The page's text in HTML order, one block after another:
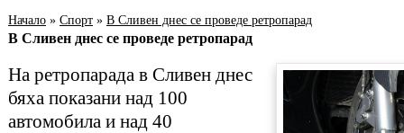
Начало » Спорт » В Сливен днес се проведе ретропарад
В Сливен днес се проведе ретропарад
На ретропарада в Сливен днес
бяха показани над 100
автомобила и над 40